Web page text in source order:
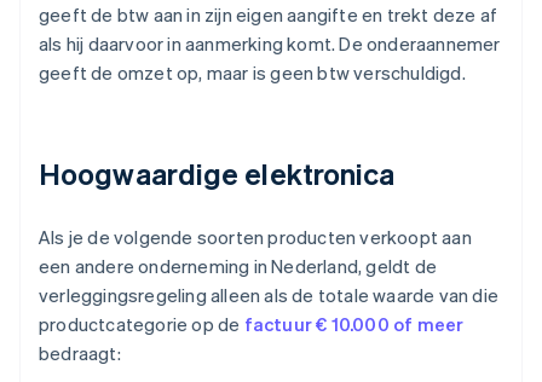
geeft de btw aan in zijn eigen aangifte en trekt deze af
als hij daarvoor in aanmerking komt. De onderaannemer
geeft de omzet op, maar is geen btw verschuldigd.
Hoogwaardige elektronica
Als je de volgende soorten producten verkoopt aan
een andere onderneming in Nederland, geldt de
verleggingsregeling alleen als de totale waarde van die
productcategorie op de factuur € 10.000 of meer
bedraagt: